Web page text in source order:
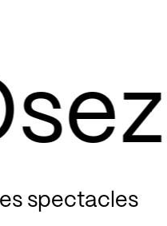
spectacles